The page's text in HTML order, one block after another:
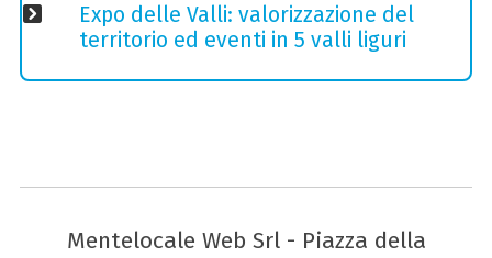
Expo delle Valli: valorizzazione del
territorio ed eventi in 5 valli liguri
Mentelocale Web Srl - Piazza della